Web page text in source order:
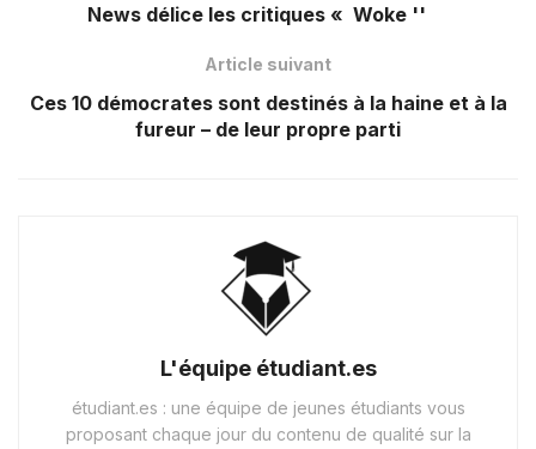
News délice les critiques « Woke ''
Article suivant
Ces 10 démocrates sont destinés à la haine et à la
fureur – de leur propre parti
L'équipe étudiant.es
étudiant.es : une équipe de jeunes étudiants vous
proposant chaque jour du contenu de qualité sur la